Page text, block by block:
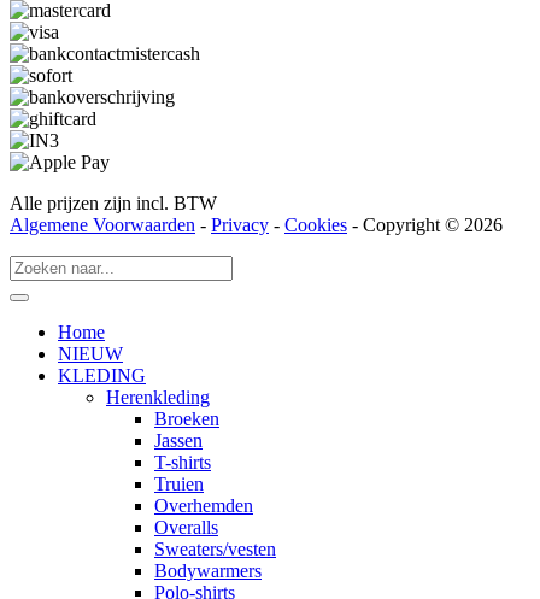
Alle prijzen zijn incl. BTW
Algemene Voorwaarden - Privacy - Cookies - Copyright © 2026
Home
NIEUW
KLEDING
Herenkleding
Broeken
Jassen
T-shirts
Truien
Overhemden
Overalls
Sweaters/vesten
Bodywarmers
Polo-shirts